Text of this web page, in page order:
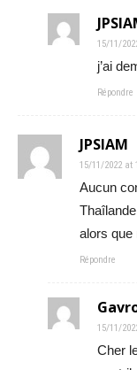
15/11/
j’ai
Répondre
JPSIAM
15/11/2022 at
Aucun
alors que
Répondre
15/11/
Cher